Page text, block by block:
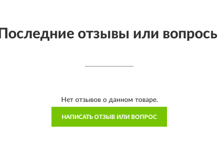
Последние отзывы или
Нет отзывов о данном товаре.
НАПИСАТЬ ОТЗЫВ ИЛИ ВОПРОС